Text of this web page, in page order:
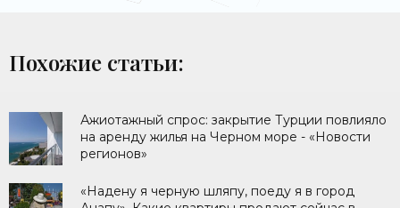
Похожие статьи:
Ажиотажный спрос: закрытие Турции повлияло
на аренду жилья на Черном море - «Новости
регионов»
«Надену я черную шляпу, поеду я в город